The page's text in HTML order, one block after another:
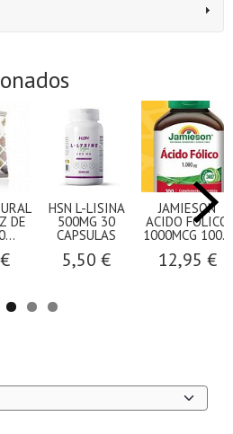
DE
HSN L-LISINA
500MG 30
CAPSULAS
5,50 €
JAMIESON
ACIDO FOLICO
1000MCG 100...
12,95 €